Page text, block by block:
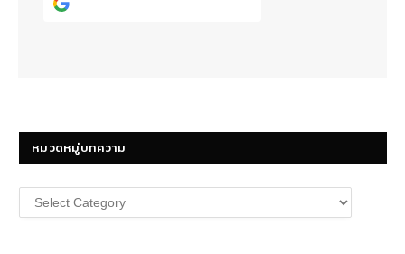
หมวดหมู่บทความ
หมวด
หมู่